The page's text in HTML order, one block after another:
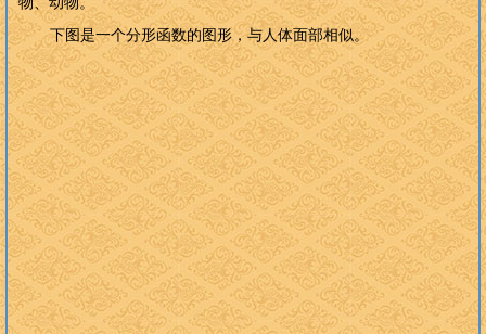
下图是一个分形函数的图形，与人体面部相似。